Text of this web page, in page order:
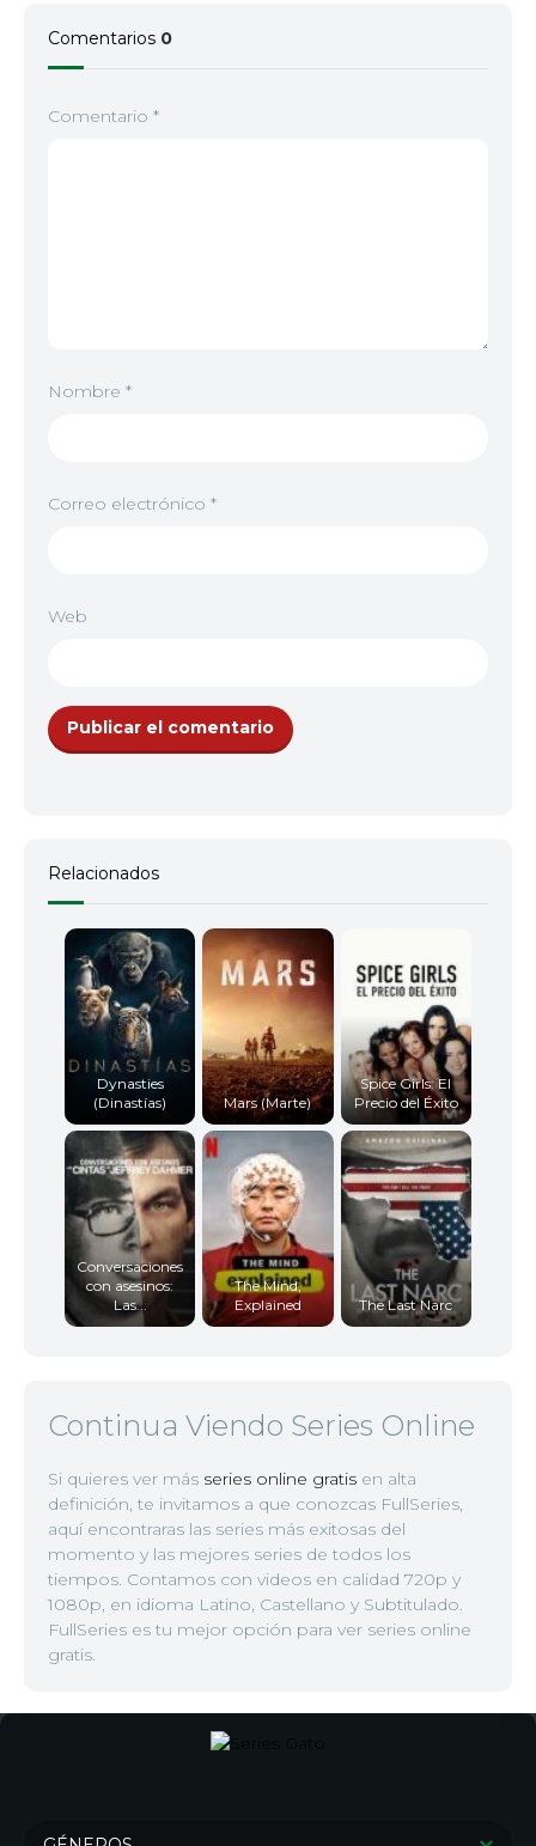
Comentarios 0
Comentario *
Nombre *
Correo electrónico *
Web
Relacionados
Dynasties
(Dinastías)
Mars (Marte)
Spice Girls: El
Precio del Éxito
Conversaciones
con asesinos:
Las...
The Mind,
Explained
The Last Narc
Continua Viendo Series Online
Si quieres ver más series online gratis en alta
definición, te invitamos a que conozcas FullSeries,
aquí encontraras las series más exitosas del
momento y las mejores series de todos los
tiempos. Contamos con videos en calidad 720p y
1080p, en idioma Latino, Castellano y Subtitulado.
FullSeries es tu mejor opción para ver series online
gratis.